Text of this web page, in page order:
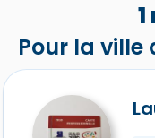
Pour la ville